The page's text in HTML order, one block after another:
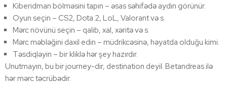
Kiberidman bölməsini tapın – əsas səhifədə aydın görünür.
Oyun seçin – CS2, Dota 2, LoL, Valorant və s.
Mərc növünü seçin – qalib, xal, xəritə və s.
Mərc məbləğini daxil edin – müdrikcəsinə, həyatda olduğu kimi.
Təsdiqləyin – bir kliklə hər şey hazırdır.
Unutmayın, bu bir journey-dir, destination deyil. Betandreas ilə
hər mərc təcrübədir.